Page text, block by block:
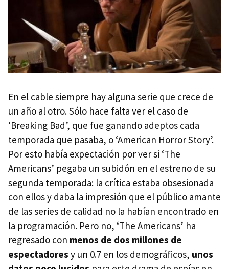
En el cable siempre hay alguna serie que crece de
un año al otro. Sólo hace falta ver el caso de
‘Breaking Bad’, que fue ganando adeptos cada
temporada que pasaba, o ‘American Horror Story’.
Por esto había expectación por ver si ‘The
Americans’ pegaba un subidón en el estreno de su
segunda temporada: la crítica estaba obsesionada
con ellos y daba la impresión que el público amante
de las series de calidad no la habían encontrado en
la programación. Pero no, ‘The Americans’ ha
regresado con menos de dos millones de
espectadores y un 0.7 en los demográficos, unos